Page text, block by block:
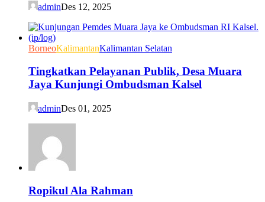
adminDes 12, 2025
BorneoKalimantanKalimantan Selatan
Tingkatkan Pelayanan Publik, Desa Muara
Jaya Kunjungi Ombudsman Kalsel
adminDes 01, 2025
Ropikul Ala Rahman